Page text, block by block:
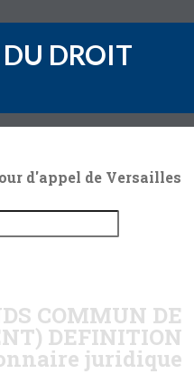
DROIT
d'appel de Versailles
COMMUN DE
DEFINITION
juridique